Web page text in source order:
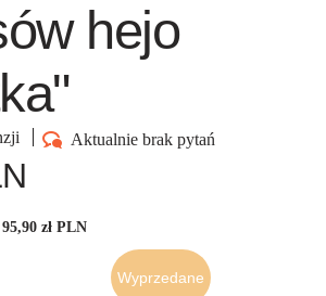
hejo
Aktualnie brak pytań
95,90 zł PLN
Wyprzedane